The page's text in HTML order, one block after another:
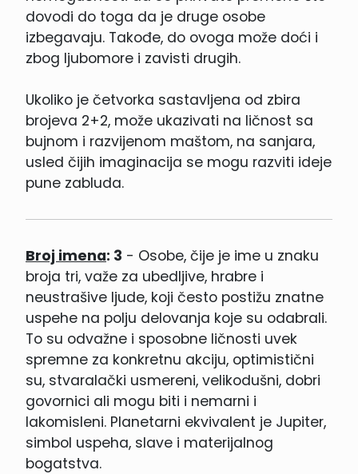
dovodi do toga da je druge osobe
izbegavaju. Takođe, do ovoga može doći i
zbog ljubomore i zavisti drugih.
Ukoliko je četvorka sastavljena od zbira
brojeva 2+2, može ukazivati na ličnost sa
bujnom i razvijenom maštom, na sanjara,
usled čijih imaginacija se mogu razviti ideje
pune zabluda.
Broj imena: 3 - Osobe, čije je ime u znaku
broja tri, važe za ubedljive, hrabre i
neustrašive ljude, koji često postižu znatne
uspehe na polju delovanja koje su odabrali.
To su odvažne i sposobne ličnosti uvek
spremne za konkretnu akciju, optimistični
su, stvaralački usmereni, velikodušni, dobri
govornici ali mogu biti i nemarni i
lakomisleni. Planetarni ekvivalent je Jupiter,
simbol uspeha, slave i materijalnog
bogatstva.